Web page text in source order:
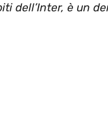
dell’Inter, è un